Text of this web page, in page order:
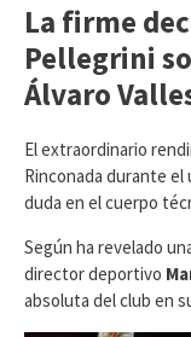
La firme
Pellegrini
Álvaro
​El extraordinario
Rinconada durante
duda en el cuerpo
Según ha revelado
director deportivo
absoluta del club en